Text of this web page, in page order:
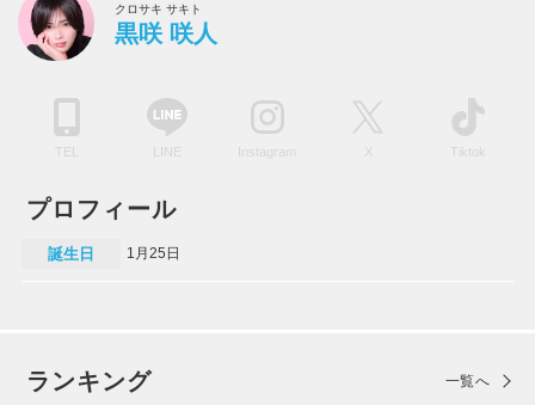
クロサキ サキト
黒咲 咲人
Instagram X Tiktok
プロフィール
誕生日 1月25日
ランキング 一覧へ